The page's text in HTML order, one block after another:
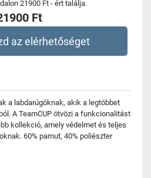
21900 Ft - ért találja.
Ft
az elérhetőséget
a labdarúgóknak, akik a legtöbbet
A TeamCUP ötvözi a funkcionalitást
kollekció, amely védelmet és teljes
60% pamut, 40% poliészter